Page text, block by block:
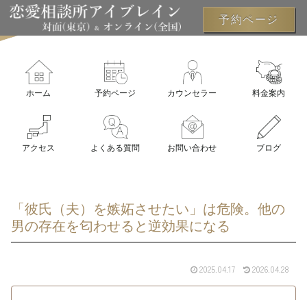
ホーム 予約ページ カウンセラー 料金案内
アクセス よくある質問 お問い合わせ ブログ
「彼氏（夫）を嫉妬させたい」は危険。他の
男の存在を匂わせると逆効果になる
2025.04.17 2026.04.28
予約ページ